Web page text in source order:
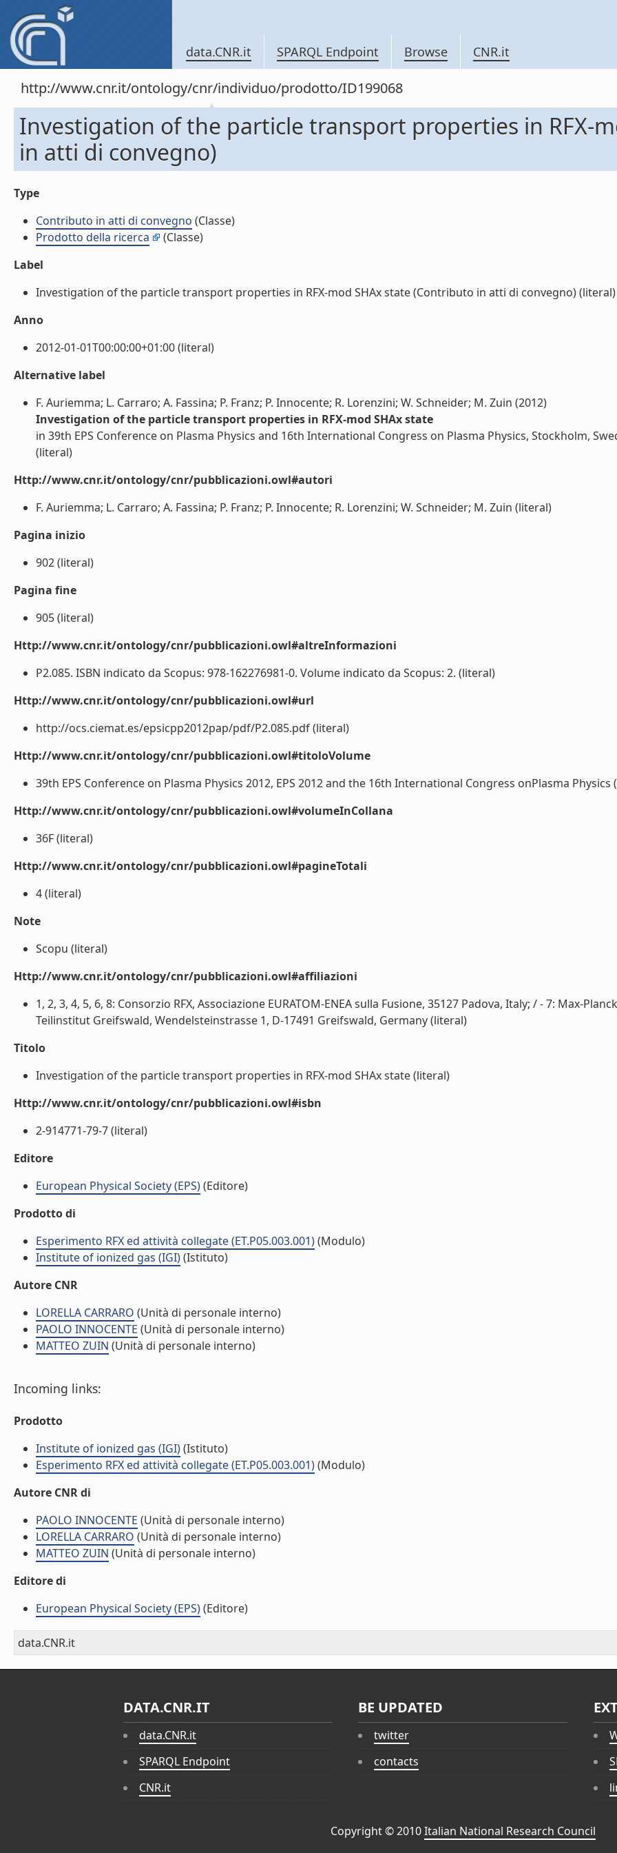
data.CNR.it SPARQL Endpoint Browse CNR.it
http://www.cnr.it/ontology/cnr/individuo/prodotto/ID199068
Investigation of the particle transport properties in RFX-
in atti di convegno)
Type
Contributo in atti di convegno (Classe)
Prodotto della ricerca
(Classe)
Label
Investigation of the particle transport properties in RFX-mod SHAx state (Contributo in atti di convegno) (literal)
Anno
2012-01-01T00:00:00+01:00 (literal)
Alternative label
F. Auriemma; L. Carraro; A. Fassina; P. Franz; P. Innocente; R. Lorenzini; W. Schneider; M. Zuin (2012)
Investigation of the particle transport properties in RFX-mod SHAx state
in 39th EPS Conference on Plasma Physics and 16th International Congress on Plasma Physics, Stockholm,
(literal)
Http://www.cnr.it/ontology/cnr/pubblicazioni.owl#autori
F. Auriemma; L. Carraro; A. Fassina; P. Franz; P. Innocente; R. Lorenzini; W. Schneider; M. Zuin (literal)
Pagina inizio
902 (literal)
Pagina fine
905 (literal)
Http://www.cnr.it/ontology/cnr/pubblicazioni.owl#altreInformazioni
P2.085. ISBN indicato da Scopus: 978-162276981-0. Volume indicato da Scopus: 2. (literal)
Http://www.cnr.it/ontology/cnr/pubblicazioni.owl#url
http://ocs.ciemat.es/epsicpp2012pap/pdf/P2.085.pdf (literal)
Http://www.cnr.it/ontology/cnr/pubblicazioni.owl#titoloVolume
39th EPS Conference on Plasma Physics 2012, EPS 2012 and the 16th International Congress onPlasma Physics
Http://www.cnr.it/ontology/cnr/pubblicazioni.owl#volumeInCollana
36F (literal)
Http://www.cnr.it/ontology/cnr/pubblicazioni.owl#pagineTotali
4 (literal)
Note
Scopu (literal)
Http://www.cnr.it/ontology/cnr/pubblicazioni.owl#affiliazioni
1, 2, 3, 4, 5, 6, 8: Consorzio RFX, Associazione EURATOM-ENEA sulla Fusione, 35127 Padova, Italy; / - 7: Max-
Teilinstitut Greifswald, Wendelsteinstrasse 1, D-17491 Greifswald, Germany (literal)
Titolo
Investigation of the particle transport properties in RFX-mod SHAx state (literal)
Http://www.cnr.it/ontology/cnr/pubblicazioni.owl#isbn
2-914771-79-7 (literal)
Editore
European Physical Society (EPS)(Editore)
Prodotto di
Esperimento RFX ed attività collegate (ET.P05.003.001)(Modulo)
Institute of ionized gas (IGI)(Istituto)
Autore CNR
LORELLA CARRARO (Unità di personale interno)
PAOLO INNOCENTE (Unità di personale interno)
MATTEO ZUIN (Unità di personale interno)
Incoming links:
Prodotto
Institute of ionized gas (IGI)(Istituto)
Esperimento RFX ed attività collegate (ET.P05.003.001)(Modulo)
Autore CNR di
PAOLO INNOCENTE (Unità di personale interno)
LORELLA CARRARO (Unità di personale interno)
MATTEO ZUIN (Unità di personale interno)
Editore di
European Physical Society (EPS)(Editore)
data.CNR.it
DATA.CNR.IT
data.CNR.it
SPARQL Endpoint
CNR.it
BE UPDATED
twitter
contacts
Copyright © 2010Italian National Research Council